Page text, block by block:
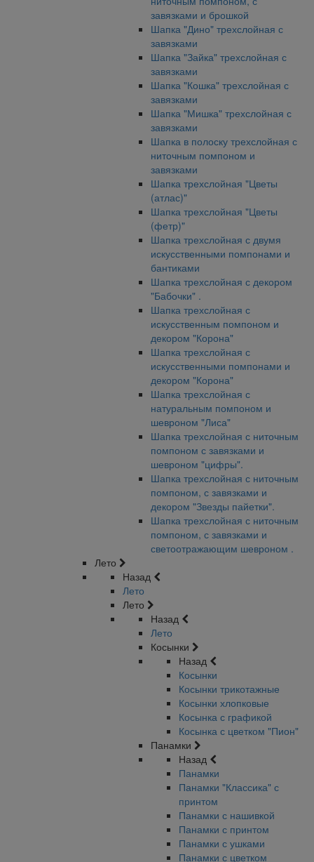
завязками и брошкой
Шапка "Дино" трехслойная с
завязками
Шапка "Зайка" трехслойная с
завязками
Шапка "Кошка" трехслойная с
завязками
Шапка "Мишка" трехслойная с
завязками
Шапка в полоску трехслойная с
ниточным помпоном и
завязками
Шапка трехслойная "Цветы
(атлас)"
Шапка трехслойная "Цветы
(фетр)"
Шапка трехслойная с двумя
искусственными помпонами и
бантиками
Шапка трехслойная с декором
"Бабочки" .
Шапка трехслойная с
искусственным помпоном и
декором "Корона"
Шапка трехслойная с
искусственными помпонами и
декором "Корона"
Шапка трехслойная с
натуральным помпоном и
шевроном "Лиса"
Шапка трехслойная с ниточным
помпоном с завязками и
шевроном "цифры".
Шапка трехслойная с ниточным
помпоном, с завязками и
декором "Звезды пайетки".
Шапка трехслойная с ниточным
помпоном, с завязками и
светоотражающим шевроном .
Лето
Назад
Лето
Лето
Назад
Лето
Косынки
Назад
Косынки
Косынки трикотажные
Косынки хлопковые
Косынка с графикой
Косынка с цветком "Пион"
Панамки
Назад
Панамки
Панамки "Классика" с
принтом
Панамки с нашивкой
Панамки с принтом
Панамки с ушками
Панамки с цветком